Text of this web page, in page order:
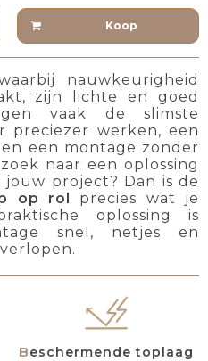
Koop
nauwkeurigheid
zijn lichte en goed
vaak de slimste
preciezer werken, een
een montage zonder
naar een oplossing
project? Dan is de
op rol
precies wat je
oplossing is
snel, netjes en
Beschermende toplaag